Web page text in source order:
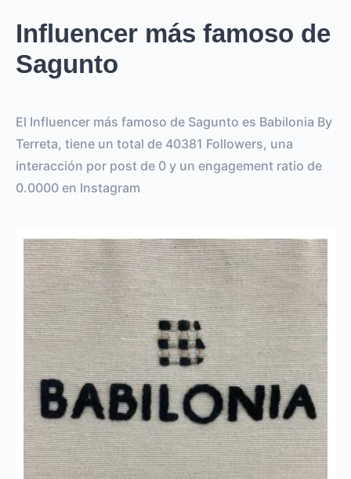
Influencer más famoso de
Sagunto
El Influencer más famoso de Sagunto es Babilonia By
Terreta, tiene un total de 40381 Followers, una
interacción por post de 0 y un engagement ratio de
0.0000 en Instagram